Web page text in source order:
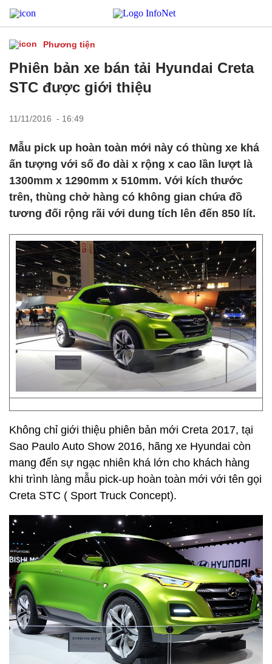
Phương tiện
Phiên bản xe bán tải Hyundai Creta
STC được giới thiệu
11/11/2016 - 16:49
Mẫu pick up hoàn toàn mới này có thùng xe khá
ấn tượng với số đo dài x rộng x cao lần lượt là
1300mm x 1290mm x 510mm. Với kích thước
trên, thùng chở hàng có không gian chứa đồ
tương đối rộng rãi với dung tích lên đến 850 lít.
Không chỉ giới thiệu phiên bản mới Creta 2017, tại
Sao Paulo Auto Show 2016, hãng xe Hyundai còn
mang đến sự ngạc nhiên khá lớn cho khách hàng
khi trình làng mẫu pick-up hoàn toàn mới với tên gọi
Creta STC ( Sport Truck Concept).